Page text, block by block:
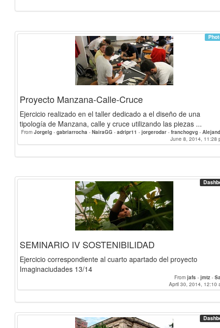
Proyecto Manzana-Calle-Cruce
Ejercicio realizado en el taller dedicado a el diseño de una
tipología de Manzana, calle y cruce utilizando las piezas ...
From Jorgelg - gabriarrocha - NairaGG - adripr11 - jorgerodar - franchogvg -
fatima- jmtz-Salva -
June 8, 2014, 11:28
SEMINARIO IV SOSTENIBILIDAD
Ejercicio correspondiente al cuarto apartado del proyecto
Imaginaciudades 13/14
From jafs - jmtz -
April 30, 2014, 12:10